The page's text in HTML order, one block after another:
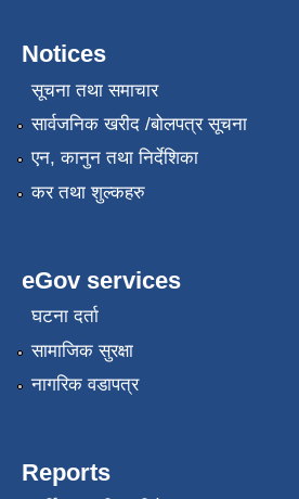
Notices
सूचना तथा समाचार
सार्वजनिक खरीद /बोलपत्र सूचना
एन, कानुन तथा निर्देशिका
कर तथा शुल्कहरु
eGov services
घटना दर्ता
सामाजिक सुरक्षा
नागरिक वडापत्र
Reports